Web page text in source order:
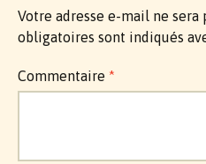
Votre adresse e-mail ne sera
obligatoires sont indiqués
Commentaire *